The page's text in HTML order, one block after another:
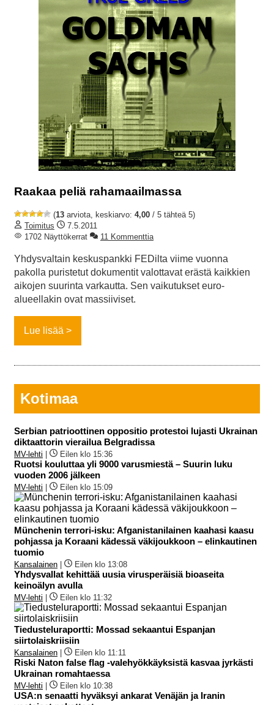
Raakaa peliä rahamaailmassa
(13 arviota, keskiarvo: 4,00 / 5 tähteä 5)
Toimitus
7.5.2011
1702 Näyttökerrat
11 Kommenttia
Yhdysvaltain keskuspankki FEDilta viime vuonna
pakolla puristetut dokumentit valottavat erästä kaikkien
aikojen suurinta varkautta. Sen vaikutukset euro-
alueellakin ovat massiiviset.
Lue lisää
Kotimaa
Serbian patrioottinen oppositio protestoi lujasti Ukrainan
diktaattorin vierailua Belgradissa
MV-lehti Eilen klo 15:36
Ruotsi kouluttaa yli 9000 varusmiestä – Suurin luku
vuoden 2006 jälkeen
MV-lehti Eilen klo 15:09
Münchenin terrori-isku: Afganistanilainen kaahasi kaasu
pohjassa ja Koraani kädessä väkijoukkoon – elinkautinen
tuomio
Kansalainen Eilen klo 13:08
Yhdysvallat kehittää uusia virusperäisiä bioaseita
keinoälyn avulla
MV-lehti Eilen klo 11:32
Tiedusteluraportti: Mossad sekaantui Espanjan
siirtolaiskriisiin
Kansalainen Eilen klo 11:11
Riski Naton false flag -valehyökkäyksistä kasvaa jyrkästi
Ukrainan romahtaessa
MV-lehti Eilen klo 10:38
USA:n senaatti hyväksyi ankarat Venäjän ja Iranin